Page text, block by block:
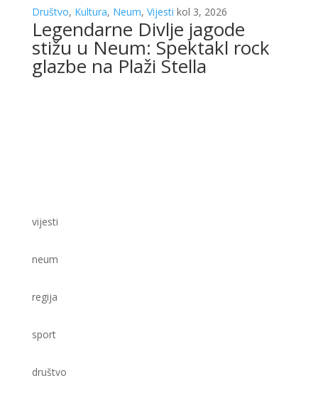
Društvo, Kultura, Neum, Vijesti kol 3, 2026
Legendarne Divlje jagode
stižu u Neum: Spektakl rock
glazbe na Plaži Stella
vijesti
neum
regija
sport
društvo